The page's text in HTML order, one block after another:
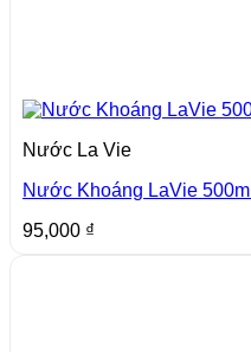
Nước La Vie
Nước Khoáng LaVie 500ml
95,000 ₫